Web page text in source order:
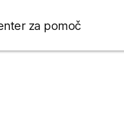
za pomoč